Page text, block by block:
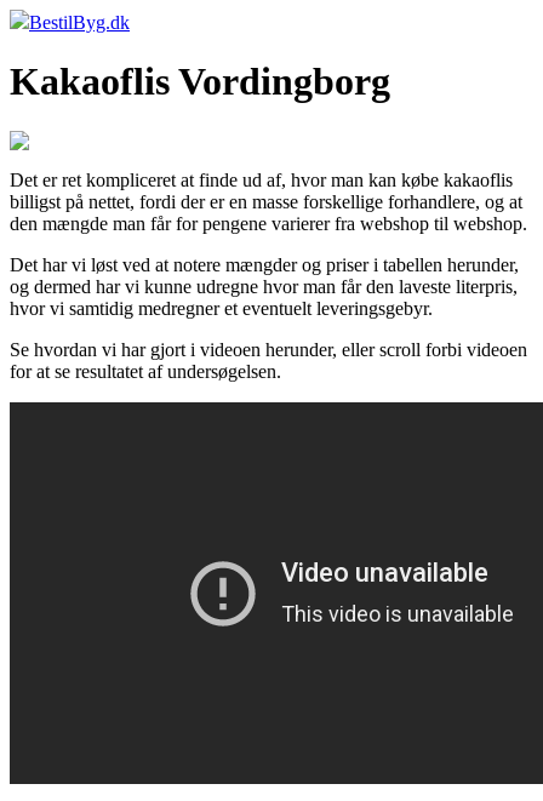
BestilByg.dk
Kakaoflis Vordingborg
Det er ret kompliceret at finde ud af, hvor man kan købe kakaoflis
billigst på nettet, fordi der er en masse forskellige forhandlere, og at
den mængde man får for pengene varierer fra webshop til webshop.
Det har vi løst ved at notere mængder og priser i tabellen herunder,
og dermed har vi kunne udregne hvor man får den laveste literpris,
hvor vi samtidig medregner et eventuelt leveringsgebyr.
Se hvordan vi har gjort i videoen herunder, eller scroll forbi videoen
for at se resultatet af undersøgelsen.